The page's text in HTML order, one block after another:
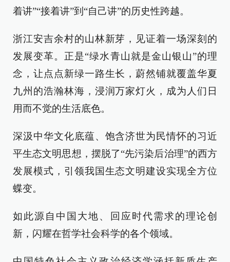
着讲”“接着讲”到“自己讲”的历史性跨越。
浙江安吉余村的山林新芽，见证着一场深刻的
发展变革。正是“绿水青山就是金山银山”的理
念，让点点新绿一路生长，蔚然铺就覆盖华夏
九州的浩瀚林海，浸润万家灯火，成为人们日
用而不觉的生活底色。
深汲中华文化底蕴、饱含济世为民情怀的习近
平生态文明思想，摆脱了“先污染后治理”的西方
发展模式，引领我国生态文明建设实现全方位
蝶变。
如此源自中国大地、回应时代需求的理论创
新，闪耀在哲学社会科学的各个领域。